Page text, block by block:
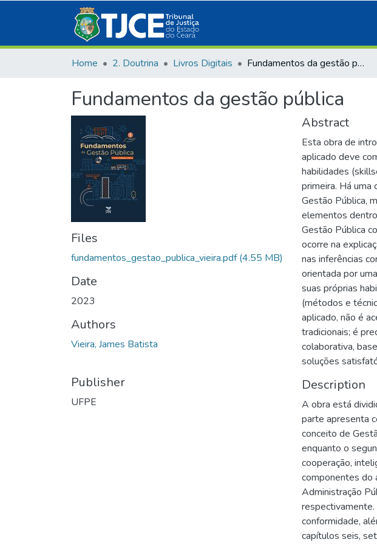
Home 2. Doutrina Livros Digitais Fundamentos da gestão pública
Fundamentos da gestão pública
Files
fundamentos_gestao_publica_vieira.pdf(4.55 MB)
Date
2023
Authors
Vieira, James Batista
Publisher
UFPE
Abstract
Esta obra de
aplicado deve
habilidades
primeira. Há
Gestão Pública,
elementos
Gestão Pública
ocorre na
nas inferências
orientada por
suas próprias
(métodos e
aplicado, não é
tradicionais; é
colaborativa,
soluções
Description
A obra está
parte apresenta
conceito de
enquanto o
cooperação,
componentes do
Administração
conformidade,
capítulos seis,